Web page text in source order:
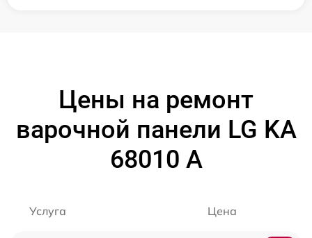
Цены на ремонт
варочной панели LG KA
68010 A
Услуга Цена